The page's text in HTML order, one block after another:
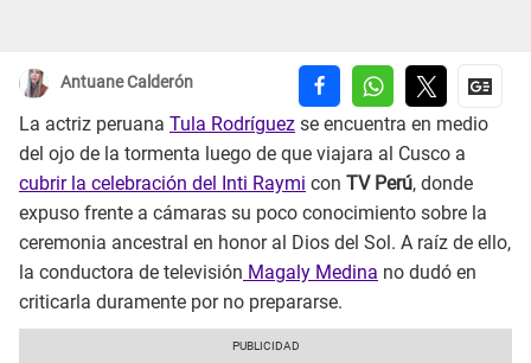
Antuane Calderón
La actriz peruana Tula Rodríguez se encuentra en medio
del ojo de la tormenta luego de que viajara al Cusco a
cubrir la celebración del Inti Raymi con TV Perú, donde
expuso frente a cámaras su poco conocimiento sobre la
ceremonia ancestral en honor al Dios del Sol. A raíz de ello,
la conductora de televisión Magaly Medina no dudó en
criticarla duramente por no prepararse.